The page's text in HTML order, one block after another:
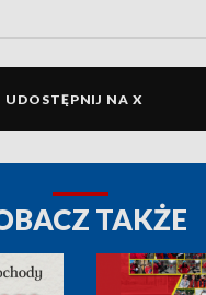
UDOSTĘPNIJ NA X
TAKŻE